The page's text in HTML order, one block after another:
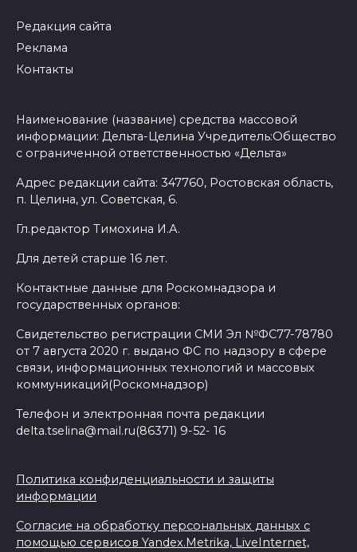
Редакция сайта
Реклама
Контакты
Наименование (название) средства массовой
информации: Дельта-Целина Учредитель:Общество
с ограниченной ответственностью «Дельта»
Адрес редакции сайта: 347760, Ростовская область,
п. Целина, ул. Советская, 6.
Гл.редактор Тимохина И.А.
Для детей старше 16 лет.
Контактные данные для Роскомнадзора и
государственных органов:
Свидетельство регистрации СМИ Эл №ФС77-78780
от 7 августа 2020 г. выдано ФС по надзору в сфере
связи, информационных технологий и массовых
коммуникаций(Роскомнадзор)
Телефон и электронная почта редакции
delta.tselina@mail.ru(86371) 9-52- 16
Политика конфиденциальности и защиты
информации
Согласие на обработку персональных данных с
помощью сервисов Yandex.Metrika, LiveInternet,